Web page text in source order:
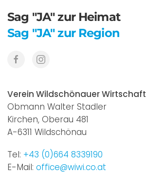
Sag "JA" zur Heimat
Sag "JA" zur Region
Verein Wildschönauer Wirtschaft
Obmann Walter Stadler
Kirchen, Oberau 481
A-6311 Wildschönau
Tel: +43 (0)664 8339190
E-Mail: office@wiwi.co.at